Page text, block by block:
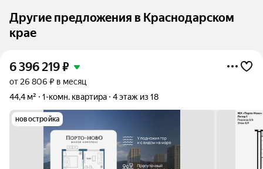
Другие предложения в Краснодарском
крае
6 396 219₽
от 26 806 ₽ в месяц
44,4 м²
1-комн. квартира 4 этаж из 18
новостройка